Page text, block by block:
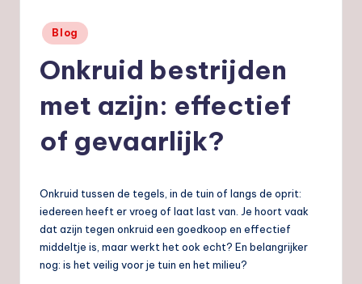
nlGeplaatst
in
Blog
Onkruid bestrijden
met azijn: effectief
of gevaarlijk?
Onkruid tussen de tegels, in de tuin of langs de oprit:
iedereen heeft er vroeg of laat last van. Je hoort vaak
dat azijn tegen onkruid een goedkoop en effectief
middeltje is, maar werkt het ook echt? En belangrijker
nog: is het veilig voor je tuin en het milieu?